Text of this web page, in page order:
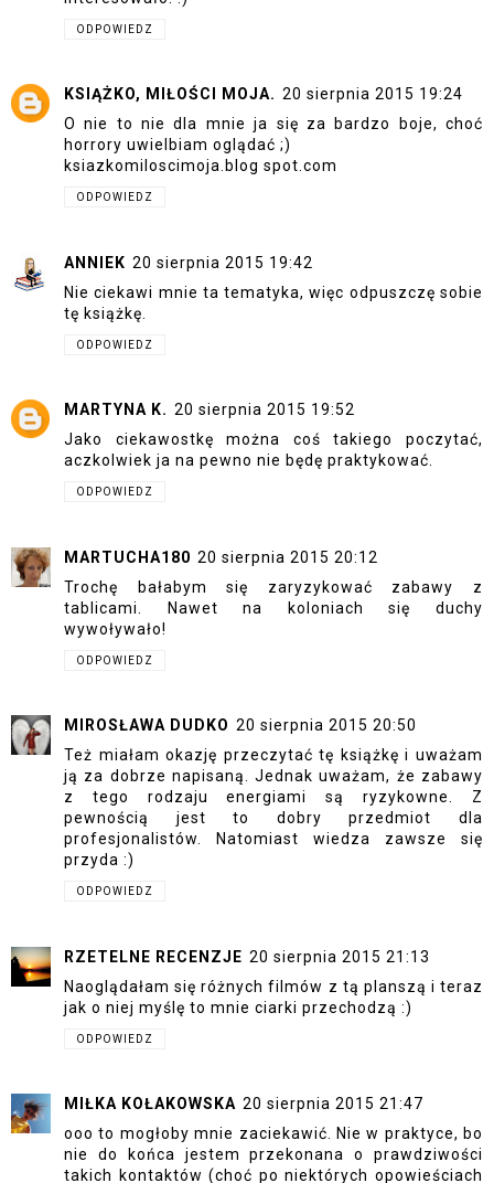
ODPOWIEDZ
KSIĄŻKO, MIŁOŚCI MOJA. 20 sierpnia 2015 19:24
O nie to nie dla mnie ja się za bardzo boje, choć
horrory uwielbiam oglądać ;)
ksiazkomiloscimoja.blog spot.com
ODPOWIEDZ
ANNIEK 20 sierpnia 2015 19:42
Nie ciekawi mnie ta tematyka, więc odpuszczę sobie
tę książkę.
ODPOWIEDZ
MARTYNA K. 20 sierpnia 2015 19:52
Jako ciekawostkę można coś takiego poczytać,
aczkolwiek ja na pewno nie będę praktykować.
ODPOWIEDZ
MARTUCHA180 20 sierpnia 2015 20:12
Trochę bałabym się zaryzykować zabawy z
tablicami. Nawet na koloniach się duchy
wywoływało!
ODPOWIEDZ
MIROSŁAWA DUDKO 20 sierpnia 2015 20:50
Też miałam okazję przeczytać tę książkę i uważam
ją za dobrze napisaną. Jednak uważam, że zabawy
z tego rodzaju energiami są ryzykowne. Z
pewnością jest to dobry przedmiot dla
profesjonalistów. Natomiast wiedza zawsze się
przyda :)
ODPOWIEDZ
RZETELNE RECENZJE 20 sierpnia 2015 21:13
Naoglądałam się różnych filmów z tą planszą i teraz
jak o niej myślę to mnie ciarki przechodzą :)
ODPOWIEDZ
MIŁKA KOŁAKOWSKA 20 sierpnia 2015 21:47
ooo to mogłoby mnie zaciekawić. Nie w praktyce, bo
nie do końca jestem przekonana o prawdziwości
takich kontaktów (choć po niektórych opowieściach